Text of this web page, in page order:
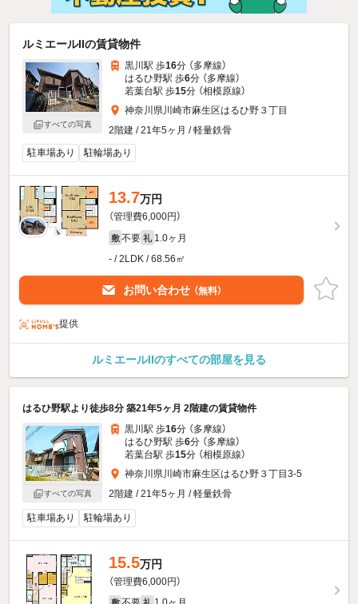
ルミエールIIの賃貸物件
すべての写真
黒川駅 歩16分 （多摩線）
はるひ野駅 歩6分 （多摩線）
若葉台駅 歩15分 （相模原線）
神奈川県川崎市麻生区はるひ野３丁目
2階建 / 21年5ヶ月 / 軽量鉄骨
駐車場あり
駐輪場あり
13.7万円
（管理費6,000円）
敷 不要 礼 1.0ヶ月
- / 2LDK / 68.56㎡
お問い合わせ （無料）
提供
ルミエールIIのすべての部屋を見る
はるひ野駅より徒歩8分 築21年5ヶ月 2階建の賃貸物件
すべての写真
黒川駅 歩16分 （多摩線）
はるひ野駅 歩6分 （多摩線）
若葉台駅 歩15分 （相模原線）
神奈川県川崎市麻生区はるひ野３丁目3-5
2階建 / 21年5ヶ月 / 軽量鉄骨
駐車場あり 駐輪場あり
15.5万円
（管理費6,000円）